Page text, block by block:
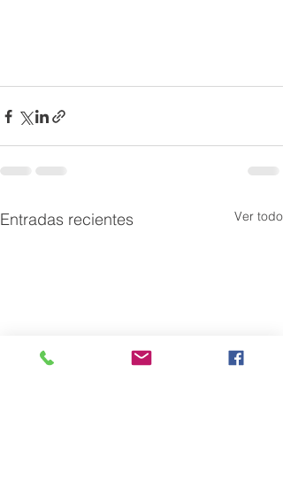
Entradas recientes Ver todo